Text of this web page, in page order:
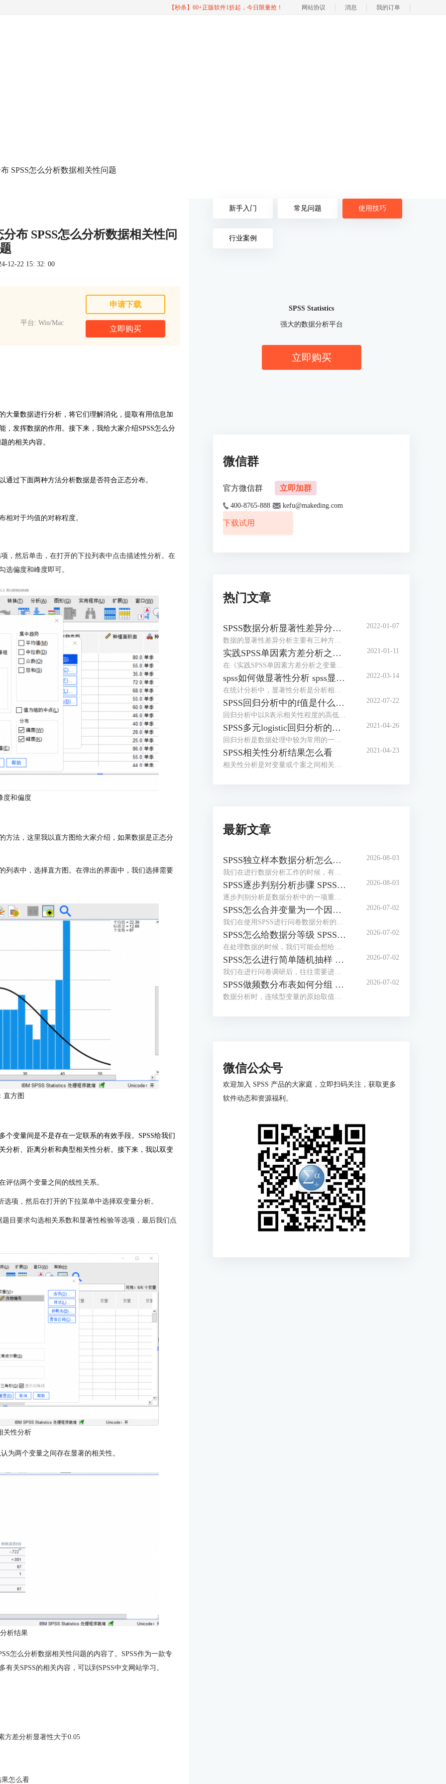
【秒杀】60+正版软件1折起，今日限量抢！ 网站协议 消息 我的订单
SPSS怎么分析数据相关性问题
布 SPSS怎么分析数据相关性问
12-22 15: 32: 00
平台: Win/Mac
申请下载
立即购买
大量数据进行分析，将它们理解消化，提取有用信息加
，发挥数据的作用。接下来，我给大家介绍SPSS怎么分
的相关内容。
过下面两种方法分析数据是否符合正态分布。
相对于均值的对称程度。
，然后单击，在打开的下拉列表中点击描述性分析。在
选偏度和峰度即可。
度和偏度
方法，这里我以直方图给大家介绍，如果数据是正态分
列表中，选择直方图。在弹出的界面中，我们选择需要
直方图
个变量间是不是存在一定联系的有效手段。SPSS给我们
分析、距离分析和典型相关性分析。接下来，我以双变
评估两个变量之间的线性关系。
项，然后在打开的下拉菜单中选择双变量分析。
目要求勾选相关系数和显著性检验等选项，最后我们点
关性分析
为两个变量之间存在显著的相关性。
析结果
怎么分析数据相关性问题的内容了。SPSS作为一款专
关SPSS的相关内容，可以到SPSS中文网站学习。
方差分析显著性大于0.05
果怎么看
新手入门 常见问题 使用技巧
行业案例
SPSS Statistics
强大的数据分析平台
立即购买
微信群
官方微信群 立即加群
400-8765-888 kefu@makeding.com
下载试用
热门文章
SPSS数据分析显著性差异分析步骤 SPSS显著性差异分析结果怎么看
数据的显著性差异分析主要有三种方法，分别是卡方检验、T检验和方差分析。这三种方法都有具体的数据要求：卡方检验是对多个类别的数据进行分析，T检验是对两组数据进行分析，方差分析是对多组数据进行检验。下面，小编具体说明一下SPSS数据分析显著性差异分析步骤，SPSS显著性差异分析结果怎么看。
2022-01-07
实践SPSS单因素方差分析之检验结果解读
在《实践SPSS单因素方差分析之变量与检验方法设置》一文中，我们已经详细地演示了IBM SPSS Statistics单因素方差分析方法的变量选择以及相关的选项、对比设置。
2021-01-11
spss如何做显著性分析 spss显著性差异分析怎么标abc
在统计分析中，显著性分析是分析相关因素之间是否存在显著影响关系的关键性指标，通过它可以说明分析结论是否由抽样误差引起还是实际相关的，可论证分析结果的准确性。下面大家一起来看看用spss如何做显著性分析，spss显著性差异分析怎么标abc。
2022-03-14
SPSS回归分析中的f值是什么 SPSS回归分析F值在什么范围合适
回归分析中以R表示相关性程度的高低，以F评价回归分析是否有统计学的意义，使用IBM SPSS Statistics进行回归分析，可以非常快速的完成R，F的计算，并且给出回归曲线方程，那么，SPSS回归分析中f值是什么？SPSS回归分析F值在什么范围合适，本文结合实例向大家作简单的说明。
2022-07-22
SPSS多元logistic回归分析的使用技巧
回归分析是数据处理中较为常用的一类方法，它可以找出数据变量之间的未知关系，得到较为符合变量关系的数学表达式，以帮助用户完成数据分析。
2021-04-26
SPSS相关性分析结果怎么看
相关性分析是对变量或个案之间相关度的测量，在SPSS中可以选择三种方法来进行相关性分析：双变量、偏相关和距离。
2021-04-23
最新文章
SPSS独立样本数据分析怎么做 SPSS独立样本分析结果怎么看
我们在进行数据分析工作的时候，有时候需要对比两组相互独立样本的均值差异，比如不同组同学的考试分数、不同实验组的观测指标等，独立样本t检验就是解决这类问题常用的分析方法。接下来我将为大家介绍：SPSS独立样本数据分析怎么做，SPSS独立样本分析结果怎么看的相关内容。
2026-08-03
SPSS逐步判别分析步骤 SPSS逐步判别分析结果解读
逐步判别分析是数据分析中的一项重要分析方式，主要用来逐步筛选出对数据样本的类别区分有着明显贡献的变量内容（降低多余的变量对数据样本精确性的影响）。而在数据分析软件SPSS中，判别分析除了可以区别变量内容之外，还可以用来构建判别函数，对数据样本进行更加深入的分析。下面给大家介绍SPSS逐步判别分析步骤，SPSS逐步判别分析结果解读的具体内容。
2026-08-03
SPSS怎么合并变量为一个因子 SPSS因变量和因子怎么判断
我们在使用SPSS进行问卷数据分析的过程中，多个题项往往共同测量同一个潜在维度，直接使用单个题项分析会导致结果零散，将这些相关变量合并为一个因子，能精准提炼数据的核心特征。接下来我将为大家介绍：SPSS怎么合并变量为一个因子，SPSS因变量和因子怎么判断的相关内容。
2026-07-02
SPSS怎么给数据分等级 SPSS怎么给数据加单位
在处理数据的时候，我们可能会想给部分范围数据设置等级，比如分数大于90分的，设置为优秀；分数处于75到90之间的，设置为良好等。在SPSS软件里，我们可以用重新编码的方式，给数据分不同的等级，让其含义更丰富。接下来，本文会给大家介绍SPSS怎么给数据分等级，SPSS怎么给数据加单位的相关内容。
2026-07-02
SPSS怎么进行简单随机抽样 SPSS怎么进行信效度分析
我们在进行问卷调研后，往往需要进行实证的数据分析。在这个过程里，简单随机抽样能够从全量数据中抽取代表性样本，是一种能降低数据分析工作量的核心方法，同时也可以保障样本的随机性与代表性。另外，信度检验验证数据的可靠性，效度分析检验问卷的结构合理性，二者是开展后续统计分析的重要前提。接下来我将为大家介绍：SPSS 怎么进行简单随机抽样，SPSS 怎么进行信效度分析的相关内容。
2026-07-02
SPSS做频数分布表如何分组 SPSS的频数分布表如何分析
数据分析时，连续型变量的原始取值通常较为分散，直接统计频数的话，很难清晰呈现数据的整体分布规律。如果能够分组制作频数分布表，就能将零散的数据整合为有序的组别，直观展现不同区间的样本分布情况。接下来我将为大家介绍：SPSS做频数分布表如何分组，SPSS的频数分布表如何分析的相关内容。
2026-07-02
微信公众号
欢迎加入 SPSS 产品的大家庭，立即扫码关注，获取更多
软件动态和资源福利。